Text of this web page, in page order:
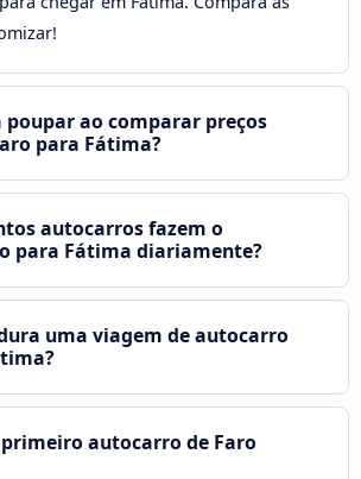
ao comparar preços
para Fátima?
autocarros fazem o
para Fátima diariamente?
uma viagem de autocarro
autocarro de Faro